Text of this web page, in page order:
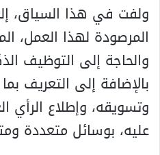
ولفت في هذا السياق،
المرصودة لهذا العمل،
والحاجة إلى التوظيف
بالإضافة إلى التعريف
وتسويقه، وإطلاع الرأي
عليه، بوسائل متعددة